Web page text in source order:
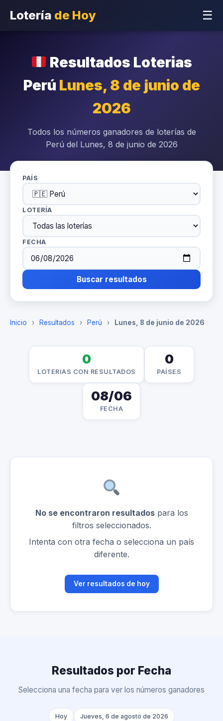
Lotería de Hoy ☰
Resultados Loterias
Perú Lunes, 8 de junio de
2026
Todos los números ganadores de loterías de
Perú del Lunes, 8 de junio de 2026
PAÍS
LOTERÍA
FECHA
Buscar resultados
Inicio › Resultados › Perú › Lunes, 8 de junio de 2026
0
LOTERIAS CON RESULTADOS
0
PAÍSES
08/06
FECHA
No se encontraron resultadospara los
filtros seleccionados.
Intenta con otra fecha o selecciona un país
diferente.
Ver resultados de hoy
Resultados por Fecha
Selecciona una fecha para ver los números ganadores
Hoy Jueves, 6 de agosto de 2026